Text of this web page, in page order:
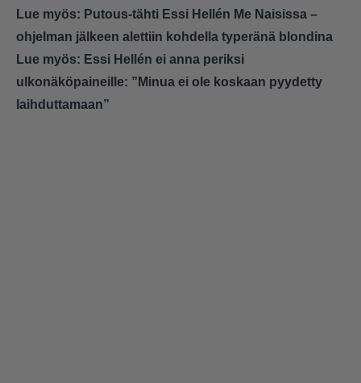
Lue myös: Putous-tähti Essi Hellén Me Naisissa –
ohjelman jälkeen alettiin kohdella typeränä blondina
Lue myös: Essi Hellén ei anna periksi
ulkonäköpaineille: ”Minua ei ole koskaan pyydetty
laihduttamaan”